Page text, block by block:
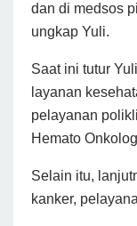
dan di medsos
ungkap Yuli.
Saat ini tutur
layanan
pelayanan
Hemato
Selain itu,
kanker,